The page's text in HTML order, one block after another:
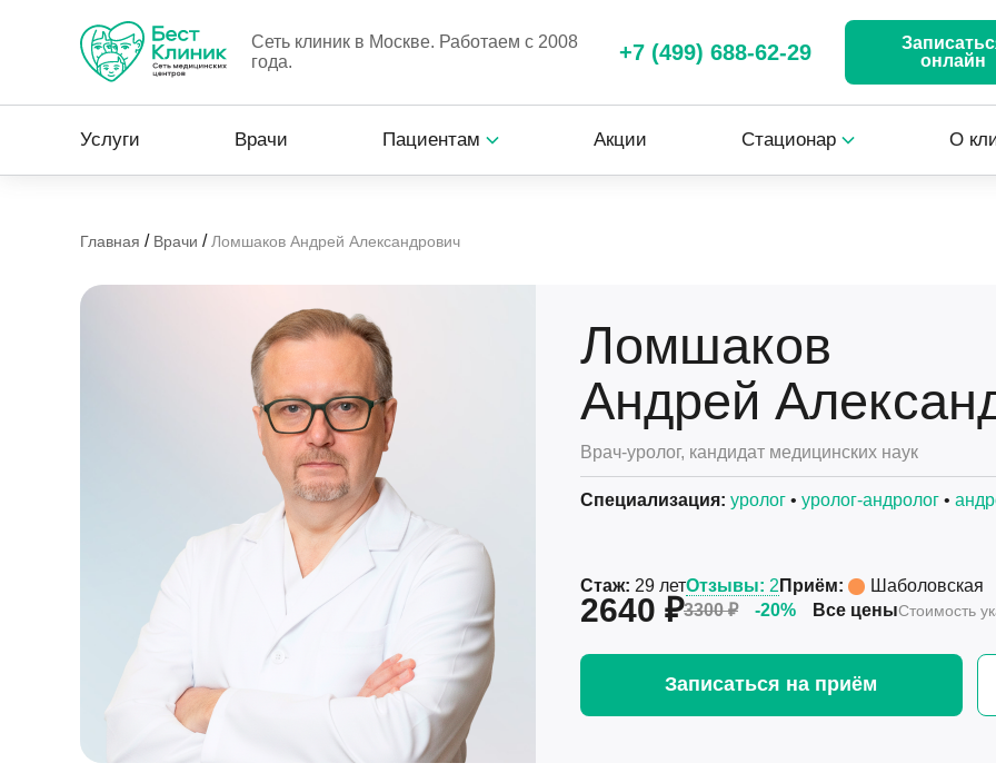
Сеть клиник в Москве. Работаем с 2008
года.
+7 (499) 688-62-29
онлайн
Услуги Врачи Пациентам Акции Стационар О
Главная / Врачи / Ломшаков Андрей Александрович
Ломшаков
Андрей
Врач-уролог, кандидат медицинских наук
Специализация: уролог • уролог-андролог •
Стаж: 29 летОтзывы: 2 Приём: Шаболовская
2640 ₽3300 ₽ -20% Все ценыСтоимость
Записаться на приём